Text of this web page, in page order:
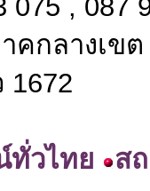
, 087
คกลางเข
1672
ทั่วไทย
ส